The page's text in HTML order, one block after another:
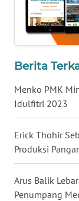
Berita
Menko PMK
Idulfitri 2023
Erick Thohir
Produksi
Arus Balik
Penumpang
WN
JATENG
NUSANTARA
WN
WN